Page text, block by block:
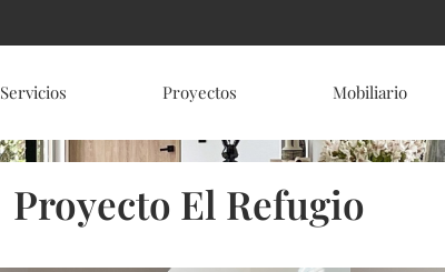
Servicios Proyectos Mobiliario
Proyecto El Refugio